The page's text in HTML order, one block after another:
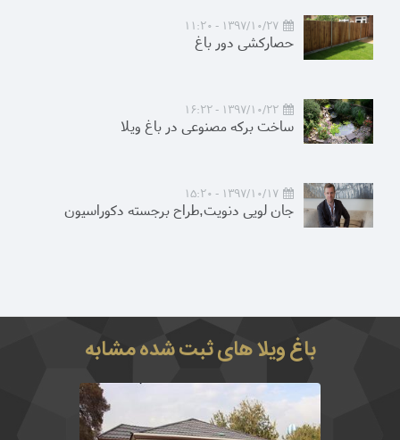
1397/10/27 - 11:20
حصارکشی دور باغ
1397/10/22 - 16:22
ساخت برکه مصنوعی در باغ ویلا
1397/10/17 - 15:20
جان لویی دنویت,طراح برجسته دکوراسیون
باغ ویلا های ثبت شده مشابه
1450 متر باغ ویلا در شهریار منطقه کردزار دارای
150 متر بنای نوساز و لوکس به همراه دو اتاق
خواب به صورت مستر